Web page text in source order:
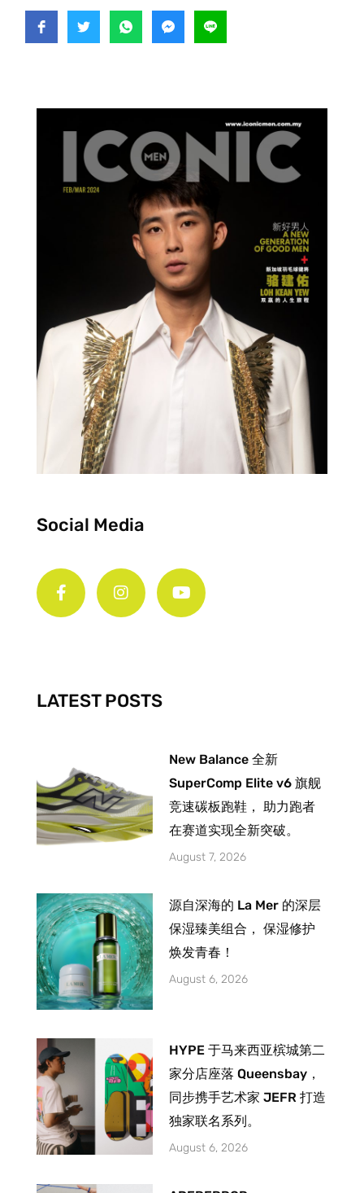
Social Media
a
c
-
f
n
s
m
o
u
LATEST POSTS
New Balance 全新
SuperComp Elite v6 旗舰
竞速碳板跑鞋， 助力跑者
在赛道实现全新突破。
August 7, 2026
源自深海的 La Mer 的深层
保湿臻美组合， 保湿修护
焕发青春！
August 6, 2026
HYPE 于马来西亚槟城第二
家分店座落 Queensbay，
同步携手艺术家 JEFR 打造
独家联名系列。
August 6, 2026